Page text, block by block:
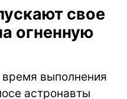
свое
огненную
время выполнения
астронавты